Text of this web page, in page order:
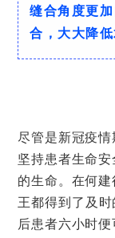
缝合角度更
合，大大降低
尽管是新冠疫
坚持患者生命
的生命。在何
王都得到了及
后患者六小时